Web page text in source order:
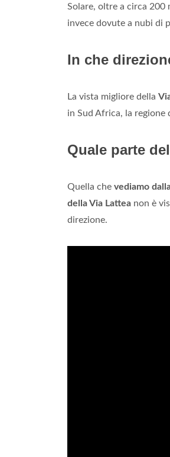
Solare, oltre a circa 200
invece dovute a nubi di
In che
La vista migliore della
in Sud Africa, la regione
Quale parte
Quella che vediamo
della Via Lattea non è
direzione.